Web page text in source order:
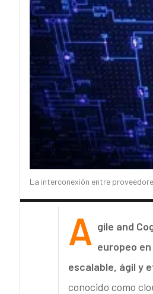
La interconexión entre
A gile and
europeo
escalable, ágil y
conocido como